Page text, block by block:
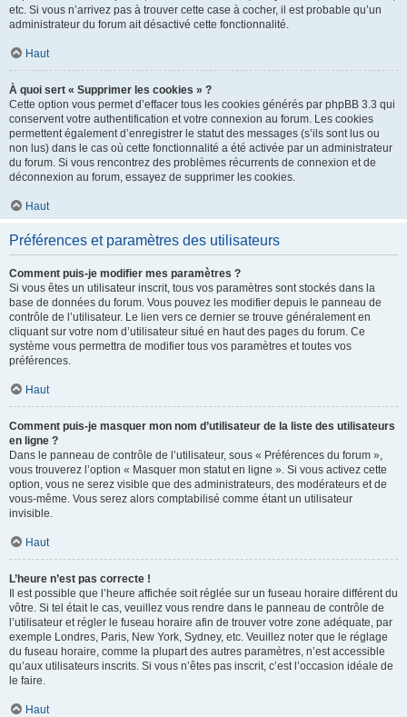
etc. Si vous n’arrivez pas à trouver cette case à cocher, il est probable qu’un
administrateur du forum ait désactivé cette fonctionnalité.
Haut
À quoi sert « Supprimer les cookies » ?
Cette option vous permet d’effacer tous les cookies générés par phpBB 3.3 qui
conservent votre authentification et votre connexion au forum. Les cookies
permettent également d’enregistrer le statut des messages (s’ils sont lus ou
non lus) dans le cas où cette fonctionnalité a été activée par un administrateur
du forum. Si vous rencontrez des problèmes récurrents de connexion et de
déconnexion au forum, essayez de supprimer les cookies.
Haut
Préférences et paramètres des utilisateurs
Comment puis-je modifier mes paramètres ?
Si vous êtes un utilisateur inscrit, tous vos paramètres sont stockés dans la
base de données du forum. Vous pouvez les modifier depuis le panneau de
contrôle de l’utilisateur. Le lien vers ce dernier se trouve généralement en
cliquant sur votre nom d’utilisateur situé en haut des pages du forum. Ce
système vous permettra de modifier tous vos paramètres et toutes vos
préférences.
Haut
Comment puis-je masquer mon nom d’utilisateur de la liste des utilisateurs
en ligne ?
Dans le panneau de contrôle de l’utilisateur, sous « Préférences du forum »,
vous trouverez l’option « Masquer mon statut en ligne ». Si vous activez cette
option, vous ne serez visible que des administrateurs, des modérateurs et de
vous-même. Vous serez alors comptabilisé comme étant un utilisateur
invisible.
Haut
L’heure n’est pas correcte !
Il est possible que l’heure affichée soit réglée sur un fuseau horaire différent du
vôtre. Si tel était le cas, veuillez vous rendre dans le panneau de contrôle de
l’utilisateur et régler le fuseau horaire afin de trouver votre zone adéquate, par
exemple Londres, Paris, New York, Sydney, etc. Veuillez noter que le réglage
du fuseau horaire, comme la plupart des autres paramètres, n’est accessible
qu’aux utilisateurs inscrits. Si vous n’êtes pas inscrit, c’est l’occasion idéale de
le faire.
Haut